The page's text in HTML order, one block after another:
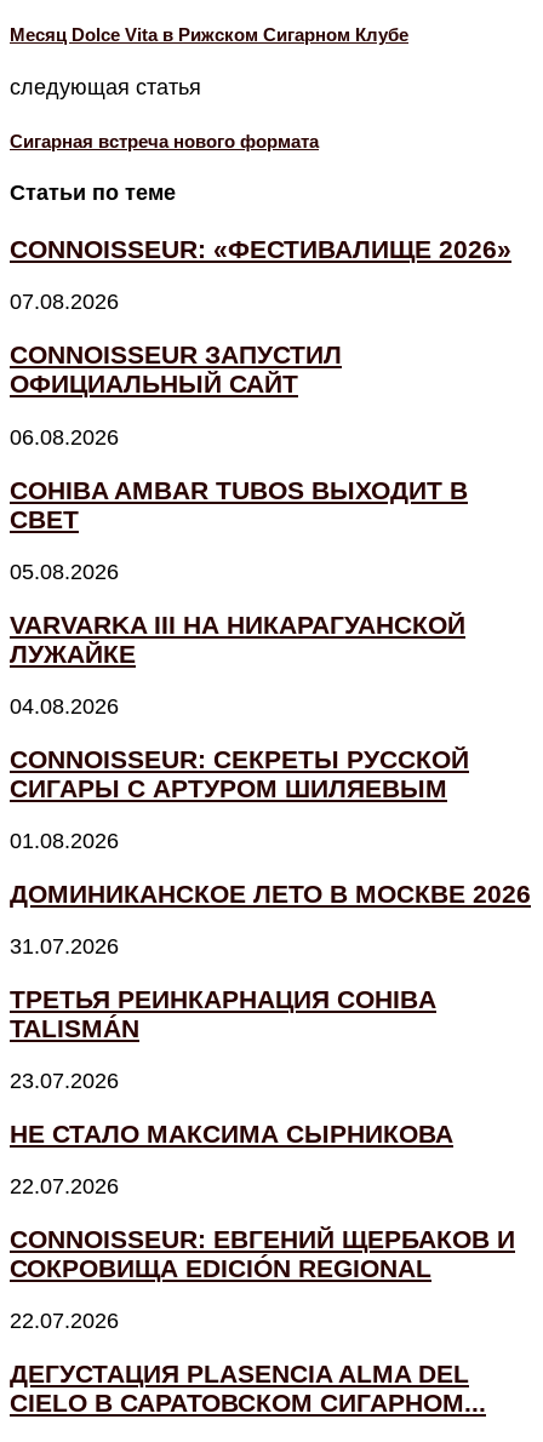
Месяц Dolce Vita в Рижском Сигарном Клубе
следующая статья
Сигарная встреча нового формата
Статьи по теме
CONNOISSEUR: «ФЕСТИВАЛИЩЕ 2026»
07.08.2026
CONNOISSEUR ЗАПУСТИЛ
ОФИЦИАЛЬНЫЙ САЙТ
06.08.2026
COHIBA AMBAR TUBOS ВЫХОДИТ В
СВЕТ
05.08.2026
VARVARKA III НА НИКАРАГУАНСКОЙ
ЛУЖАЙКЕ
04.08.2026
CONNOISSEUR: СЕКРЕТЫ РУССКОЙ
СИГАРЫ С АРТУРОМ ШИЛЯЕВЫМ
01.08.2026
ДОМИНИКАНСКОЕ ЛЕТО В МОСКВЕ 2026
31.07.2026
ТРЕТЬЯ РЕИНКАРНАЦИЯ COHIBA
TALISMÁN
23.07.2026
НЕ СТАЛО МАКСИМА СЫРНИКОВА
22.07.2026
CONNOISSEUR: ЕВГЕНИЙ ЩЕРБАКОВ И
СОКРОВИЩА EDICIÓN REGIONAL
22.07.2026
ДЕГУСТАЦИЯ PLASENCIA ALMA DEL
CIELO В САРАТОВСКОМ СИГАРНОМ...